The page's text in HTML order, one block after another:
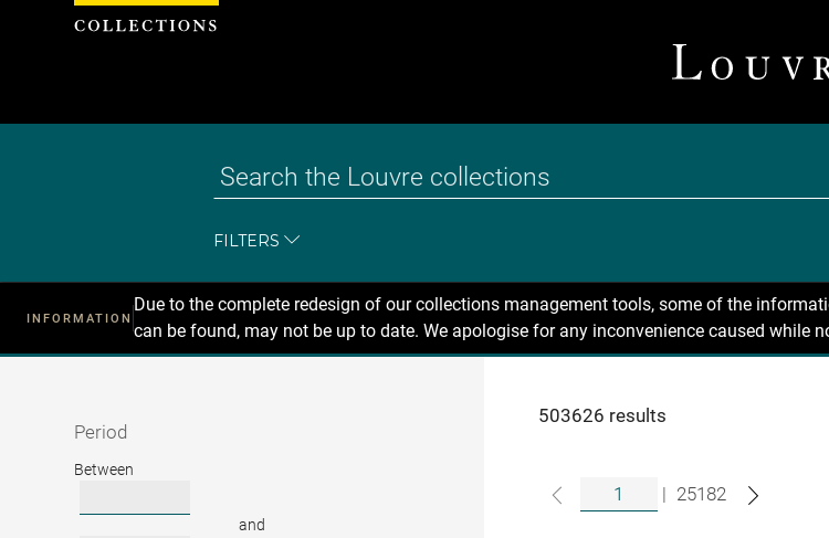
FILTERS
INFORMATION
Due to the complete redesign of our collections management tools, some of the
can be found, may not be up to date. We apologise for any inconvenience caused while
Recherche
Period
Period
Between
and
503626 results
| 25182
Cookies management panel